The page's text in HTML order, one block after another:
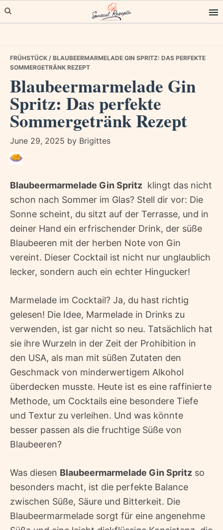
Skip
to
Skip
to
Skip
to
FRÜHSTÜCK / BLAUBEERMARMELADE GIN SPRITZ: DAS PERFEKTE
SOMMERGETRÄNK REZEPT
Blaubeermarmelade Gin
Spritz: Das perfekte
Sommergetränk Rezept
June 29, 2025 by Brigittes
Blaubeermarmelade Gin Spritz  klingt das nicht
schon nach Sommer im Glas? Stell dir vor: Die
Sonne scheint, du sitzt auf der Terrasse, und in
deiner Hand ein erfrischender Drink, der süße
Blaubeeren mit der herben Note von Gin
vereint. Dieser Cocktail ist nicht nur unglaublich
lecker, sondern auch ein echter Hingucker!
Marmelade im Cocktail? Ja, du hast richtig
gelesen! Die Idee, Marmelade in Drinks zu
verwenden, ist gar nicht so neu. Tatsächlich hat
sie ihre Wurzeln in der Zeit der Prohibition in
den USA, als man mit süßen Zutaten den
Geschmack von minderwertigem Alkohol
überdecken musste. Heute ist es eine raffinierte
Methode, um Cocktails eine besondere Tiefe
und Textur zu verleihen. Und was könnte
besser passen als die fruchtige Süße von
Blaubeeren?
Was diesen Blaubeermarmelade Gin Spritz so
besonders macht, ist die perfekte Balance
zwischen Süße, Säure und Bitterkeit. Die
Blaubeermarmelade sorgt für eine angenehme